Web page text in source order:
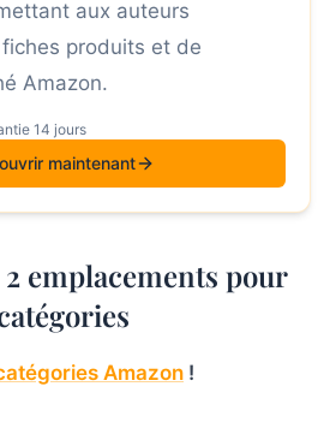
aux auteurs
produits et de
Amazon.
14 jours
maintenant
2 emplacements pour
Amazon !